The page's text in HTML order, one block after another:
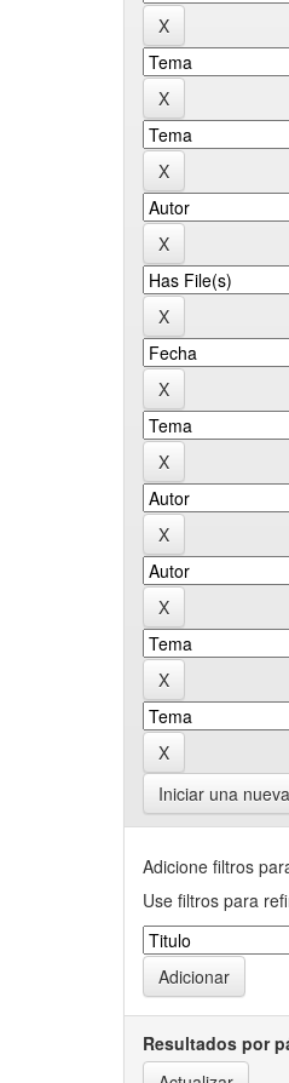
Iniciar una
Adicione filtros
Use filtros para
Resultados por